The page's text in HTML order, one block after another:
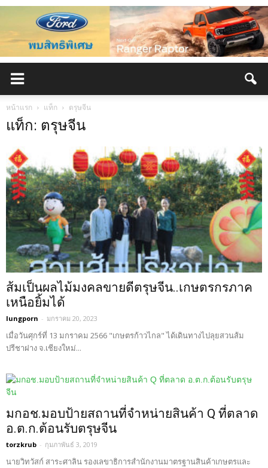
หน้าแรก แท็ก ตรุษจีน
แท็ก: ตรุษจีน
ส้มเป็นผลไม้มงคลขายดีตรุษจีน..เกษตรกรภาค
เหนือยิ้มได้
lungporn - มกราคม 20, 2023
เมื่อวันศุกร์ที่ 13 มกราคม 2566 "เกษตรก้าวไกล" ได้เดินทางไปลุยสวนส้ม
ปรีชาฝาง จ.เชียงใหม่...
มกอช.มอบป้ายสถานที่จำหน่ายสินค้า Q ที่ตลาด
อ.ต.ก.ต้อนรับตรุษจีน
torzkrub - กุมภาพันธ์ 3, 2019
นายวิทวัสก์ สาระศาลิน รองเลขาธิการสำนักงานมาตรฐานสินค้าเกษตรและ